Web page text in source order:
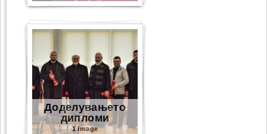
Доделувањето
дипломи
1 image